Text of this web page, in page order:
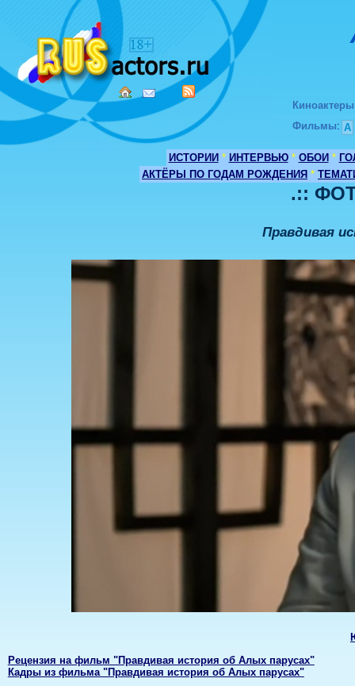
Киноактеры
Фильмы: А
ИСТОРИИ * ИНТЕРВЬЮ * ОБОИ *
АКТЁРЫ ПО ГОДАМ РОЖДЕНИЯ *
.::
Правдивая
Рецензия на фильм "Правдивая история об Алых парусах"
Кадры из фильма "Правдивая история об Алых парусах"